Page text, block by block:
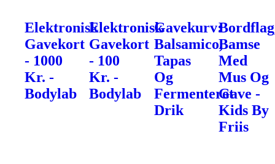
Elektronisk
Gavekort
- 1000
Kr. -
Bodylab
Elektronisk
Gavekort
- 100
Kr. -
Bodylab
Gavekurv:
Balsamico,
Tapas
Og
Fermenteret
Drik
Bamse
Med
Mus Og
Gave -
Kids By
Friis